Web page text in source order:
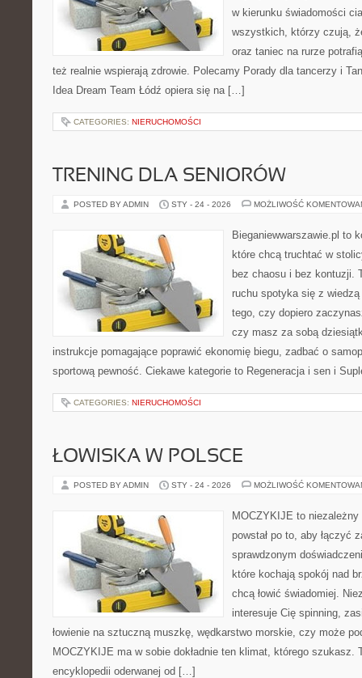
w kierunku świadomości
wszystkich, którzy czują,
oraz taniec na rurze
też realnie wspierają zdrowie. Polecamy Porady dla tancerzy i
Idea Dream Team Łódź opiera się na […]
CATEGORIES: NIERUCHOMOŚCI
TRENING DLA SENIORÓW
POSTED BY ADMIN STY - 24 - 2026 MOŻLIWOŚĆ
Bieganiewwarszawie.pl to
które chcą truchtać w
bez chaosu i bez kontuzji.
ruchu spotyka się z
tego, czy dopiero
czy masz za sobą
instrukcje pomagające poprawić ekonomię biegu, zadbać o
sportową pewność. Ciekawe kategorie to Regeneracja i sen i
CATEGORIES: NIERUCHOMOŚCI
ŁOWISKA W POLSCE
POSTED BY ADMIN STY - 24 - 2026 MOŻLIWOŚĆ
MOCZYKIJE to
powstał po to, aby łączyć
sprawdzonym
które kochają spokój nad
chcą łowić świadomiej.
interesuje Cię spinning,
łowienie na sztuczną muszkę, wędkarstwo morskie, czy może
MOCZYKIJE ma w sobie dokładnie ten klimat, którego szukasz.
encyklopedii oderwanej od […]